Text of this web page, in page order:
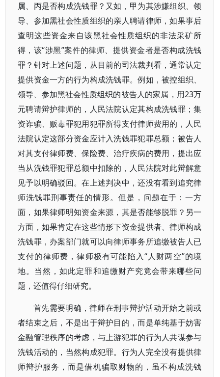
属、丙是否构成洗钱罪？又如，甲为其涉嫌组织、领
导、参加黑社会性质组织的亲人聘请律师，如果事后
查明这些资金来自该黑社会性质组织的非法采矿所
得，该“涉黑”案件的律师、提供资金者是否构成洗钱
罪？针对上述问题，从目前的司法裁判看，通常认定
提供资金一方的行为构成洗钱罪。例如，被控组织、
领导、参加黑社会性质组织的被告人的家属，用23万
元聘请辩护律师的，人民法院认定其构成洗钱罪；集
资诈骗、贩毒罪犯用犯罪所得支付律师费用的，人民
法院认定这部分资金应计入洗钱罪犯罪总额；被告人
对其支付律师费、保险费、治疗疾病的费用，提出应
当从洗钱罪犯罪总额中扣除的，人民法院对此辩解意
见予以明确驳回。在上述判决中，还没有看到追究律
师洗钱罪刑事责任的情形。但是，问题在于：一方
面，如果律师明知资金来源，其是否能够脱罪？另一
方面，如果肯定在这些情形下资金提供者、律师构成
洗钱罪，办案部门就可以向律师事务所追缴被告人已
支付的律师费，律师极有可能陷入“人财两空”的境
地。当然，如此定罪和追缴财产究竟会带来哪些问
题，还值得仔细研究。
首先需要明确，律师在刑事辩护活动开始之前或
者结束之后，不是出于辩护目的，而是单纯基于妨害
金融管理秩序的考虑，与上游犯罪的行为人共谋参与
洗钱活动的，当然构成犯罪。行为人完全没有提供律
师辩护服务，而是借机骗取财物的，虽不构成洗钱